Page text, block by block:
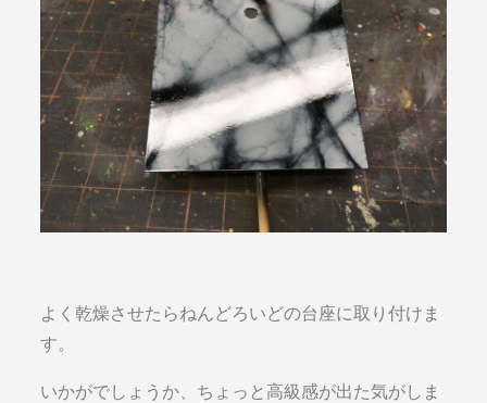
よく乾燥させたらねんどろいどの台座に取り付けま
す。
いかがでしょうか、ちょっと高級感が出た気がしま